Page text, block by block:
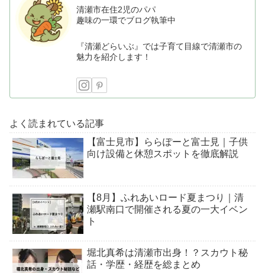
清瀬市在住2児のパパ
趣味の一環でブログ執筆中
『清瀬どらいぶ』では子育て目線で清瀬市の
魅力を紹介します！
よく読まれている記事
【富士見市】ららぽーと富士見｜子供
向け設備と休憩スポットを徹底解説
【8月】ふれあいロード夏まつり｜清
瀬駅南口で開催される夏の一大イベン
ト
堀北真希は清瀬市出身！？スカウト秘
話・学歴・経歴を総まとめ